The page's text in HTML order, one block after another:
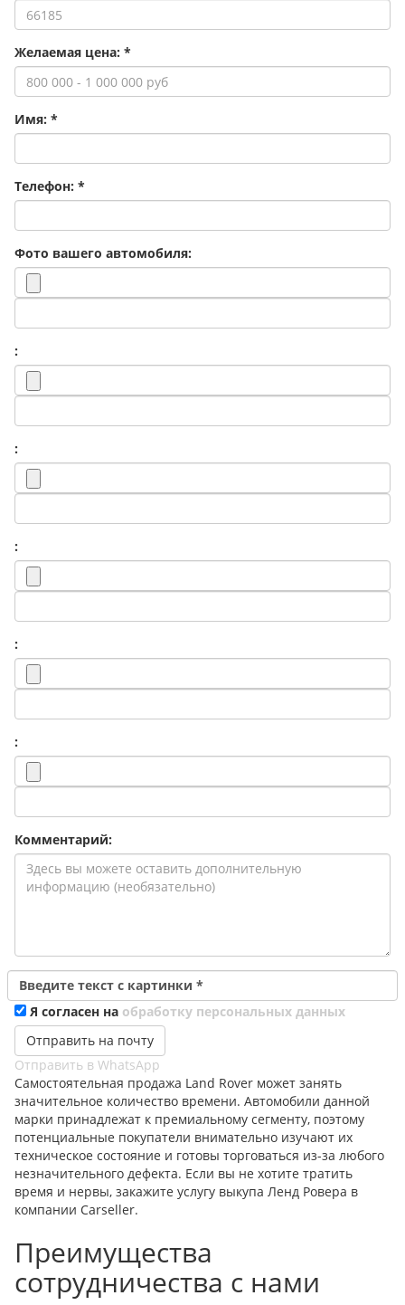
Желаемая цена: *
Имя: *
Телефон: *
Фото вашего автомобиля:
:
:
:
:
:
Комментарий:
Введите текст с картинки *
Я согласен на обработку персональных данных
Отправить в WhatsApp
Самостоятельная продажа Land Rover может занять
значительное количество времени. Автомобили данной
марки принадлежат к премиальному сегменту, поэтому
потенциальные покупатели внимательно изучают их
техническое состояние и готовы торговаться из-за любого
незначительного дефекта. Если вы не хотите тратить
время и нервы, закажите услугу выкупа Ленд Ровера в
компании Carseller.
Преимущества
сотрудничества с нами